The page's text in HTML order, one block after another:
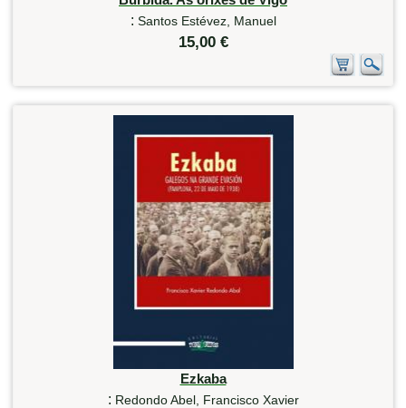
: Santos Estévez, Manuel
15,00 €
Ezkaba
: Redondo Abel, Francisco Xavier